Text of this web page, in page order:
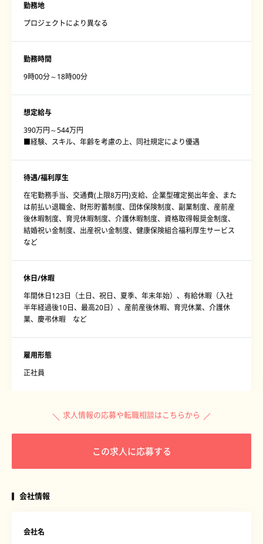
勤務地
プロジェクトにより異なる
勤務時間
9時00分～18時00分
想定給与
390万円～544万円
■経験、スキル、年齢を考慮の上、同社規定により優遇
待遇/福利厚生
在宅勤務手当、交通費(上限8万円)支給、企業型確定拠出年金、また
は前払い退職金、財形貯蓄制度、団体保険制度、副業制度、産前産
後休暇制度、育児休暇制度、介護休暇制度、資格取得報奨金制度、
結婚祝い金制度、出産祝い金制度、健康保険組合福利厚生サービス
など
休日/休暇
年間休日123日（土日、祝日、夏季、年末年始）、有給休暇（入社
半年経過後10日、最高20日）、産前産後休暇、育児休業、介護休
業、慶弔休暇 など
雇用形態
正社員
求人情報の応募や転職相談はこちらから
この求人に応募する
会社情報
会社名